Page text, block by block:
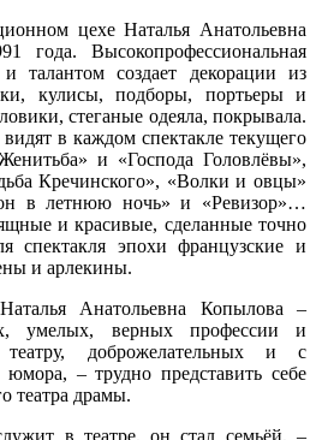
цехе Наталья Анатольевна
года. Высокопрофессиональная
талантом создает декорации из
кулисы, подборы, портьеры и
стеганые одеяла, покрывала.
в каждом спектакле текущего
и «Господа Головлёвы»,
Кречинского», «Волки и овцы»
в летнюю ночь» и «Ревизор»…
и красивые, сделанные точно
спектакля эпохи французские и
и арлекины.
Анатольевна Копылова –
умелых, верных профессии и
доброжелательных и с
юмора, – трудно представить себе
театра драмы.
в театре, он стал семьёй, –